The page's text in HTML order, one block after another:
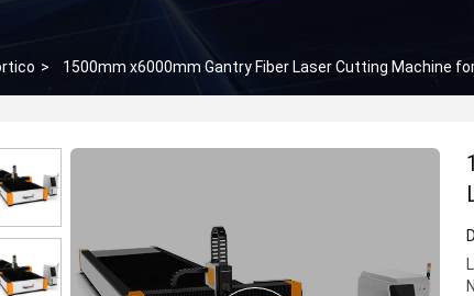
> 1500mm x6000mm Gantry Fiber Laser Cutting Machine